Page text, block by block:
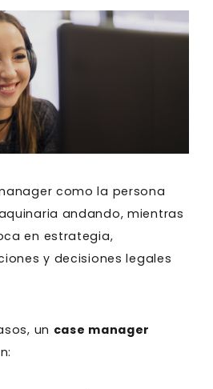
como la persona
andando, mientras
en estrategia,
y decisiones legales
un case manager